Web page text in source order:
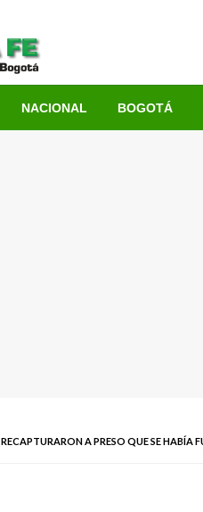
NACIONAL BOGOTÁ
RECAPTURARON A PRESO QUE SE HABÍA